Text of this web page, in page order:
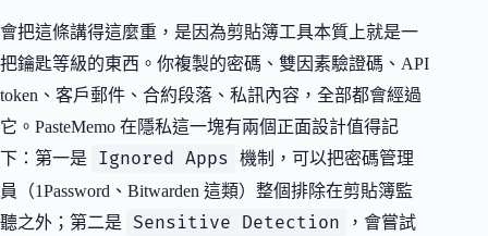
會把這條講得這麼重，是因為剪貼簿工具本質上就是一
把鑰匙等級的東西。你複製的密碼、雙因素驗證碼、API
token、客戶郵件、合約段落、私訊內容，全部都會經過
它。PasteMemo 在隱私這一塊有兩個正面設計值得記
下：第一是
Ignored Apps
機制，可以把密碼管理
員（1Password、Bitwarden 這類）整個排除在剪貼簿監
聽之外；第二是
Sensitive Detection
，會嘗試